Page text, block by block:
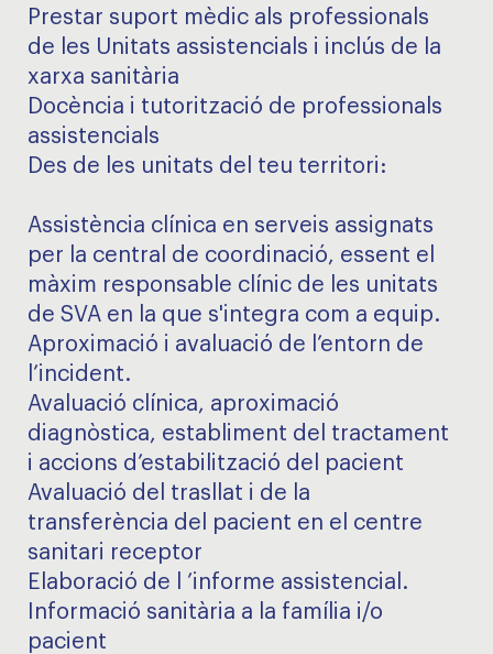
Prestar suport mèdic als professionals
de les Unitats assistencials i inclús de la
xarxa sanitària
Docència i tutorització de professionals
assistencials
Des de les unitats del teu territori:
Assistència clínica en serveis assignats
per la central de coordinació, essent el
màxim responsable clínic de les unitats
de SVA en la que s'integra com a equip.
Aproximació i avaluació de l’entorn de
l’incident.
Avaluació clínica, aproximació
diagnòstica, establiment del tractament
i accions d’estabilització del pacient
Avaluació del trasllat i de la
transferència del pacient en el centre
sanitari receptor
Elaboració de l ’informe assistencial.
Informació sanitària a la família i/o
pacient